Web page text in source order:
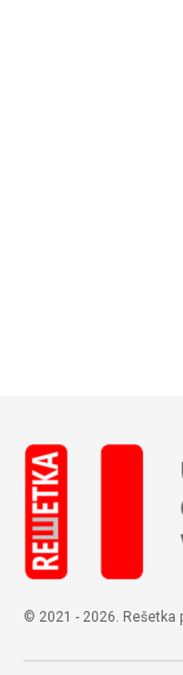
© 2021 - 2026. Rešetka